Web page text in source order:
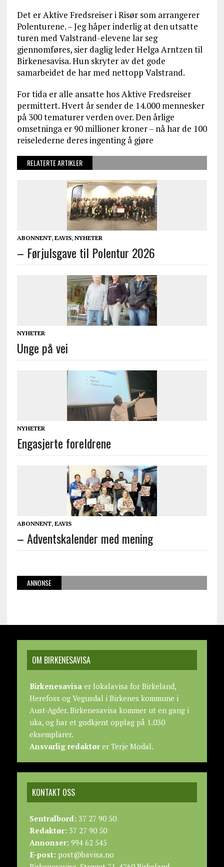
Det er Aktive Fredsreiser i Risør som arrangerer
Polenturene. – Jeg håper inderlig at den utsatte
turen med Valstrand-elevene lar seg
gjennomføres, sier daglig leder Helga Arntzen til
Birkenesavisa. Hun skryter av det gode
samarbeidet de har med nettopp Valstrand.
For tida er alle ansatte hos Aktive Fredsreiser
permittert. Hvert år sender de 14.000 mennesker
på 300 tematurer verden over. Den årlige
omsetninga er 90 millioner kroner – nå har de 100
reiselederne deres ingenting å gjøre
RELATERTE ARTIKLER
ABONNENT, EAVIS, NYHETER
– Førjulsgave til Polentur 2026
NYHETER
Unge på vei
NYHETER
Engasjerte foreldrene
ABONNENT, EAVIS
– Adventskalender med mening
ANNONSE
OM BIRKENESAVISA
Birkenesavisaer lokalavisa for Birkeland,
Herefoss og Vegusdal i Birkenes kommune i
Aust-Agder. Birkenesavisa kommer ut en gang i
uka, og har et godkjent opplag på 1.030
eksemplarer.
Ansvarlig redaktører Terje Modal.
KONTAKT OSS
Sentralbord:37 27 90 50
Redaktør:37 27 90 50
Annonser:994 62 545
E-post:post@bavisa.no